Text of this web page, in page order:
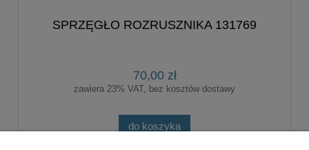
SPRZĘGŁO ROZRUSZNIKA 131769
70,00 zł
zawiera 23% VAT, bez kosztów dostawy
do koszyka